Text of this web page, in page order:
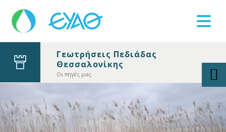
Βλάβες
Γεωτρήσεις Πεδιάδας
Θεσσαλονίκης
Οι πηγές μας